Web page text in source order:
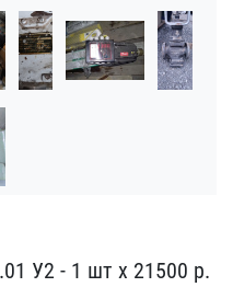
У2​ - 1 шт х 21500 р.